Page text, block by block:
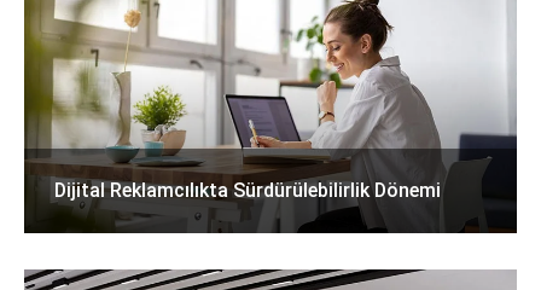
Dijital Reklamcılıkta Sürdürülebilirlik Dönemi